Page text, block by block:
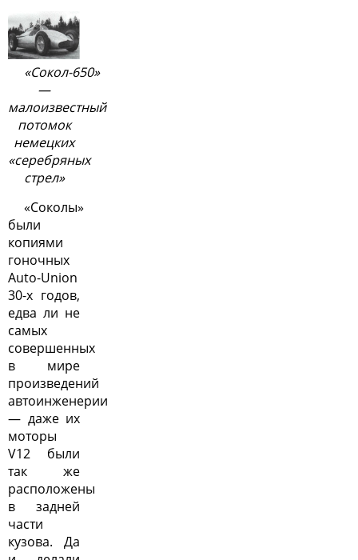
«Сокол-650»
—
малоизвестный
потомок
немецких
«серебряных
стрел»
«Соколы»
были
копиями
гоночных
Auto-Union
30-х годов,
едва ли не
самых
совершенных
в мире
произведений
автоинженерии
— даже их
моторы
V12 были
так же
расположены
в задней
части
кузова. Да